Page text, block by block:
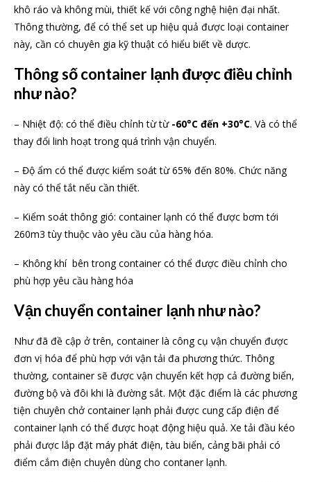
khô ráo và không mùi, thiết kế với công nghệ hiện đại nhất.
Thông thường, để có thể set up hiệu quả được loại container
này, cần có chuyên gia kỹ thuật có hiểu biết về dược.
Thông số container lạnh được điều chỉnh
như nào?
– Nhiệt độ: có thể điều chỉnh từ từ-60°C đến +30°C. Và có thể
thay đổi linh hoạt trong quá trình vận chuyển.
– Độ ẩm có thể được kiểm soát từ 65% đến 80%. Chức năng
này có thể tắt nếu cần thiết.
– Kiểm soát thông gió: container lạnh có thể được bơm tới
260m3 tùy thuộc vào yêu cầu của hàng hóa.
– Không khí bên trong container có thể được điều chỉnh cho
phù hợp yêu cầu hàng hóa
Vận chuyển container lạnh như nào?
Như đã đề cập ở trên, container là công cụ vận chuyển được
đơn vị hóa để phù hợp với vận tải đa phương thức. Thông
thường, container sẽ được vận chuyển kết hợp cả đường biển,
đường bộ và đôi khi là đường sắt. Một đặc điểm là các phương
tiện chuyên chở container lạnh phải được cung cấp điện để
container lạnh có thể được hoạt động hiệu quả. Xe tải đầu kéo
phải được lắp đặt máy phát điện, tàu biển, cảng bãi phải có
điểm cắm điện chuyên dùng cho contaner lạnh.